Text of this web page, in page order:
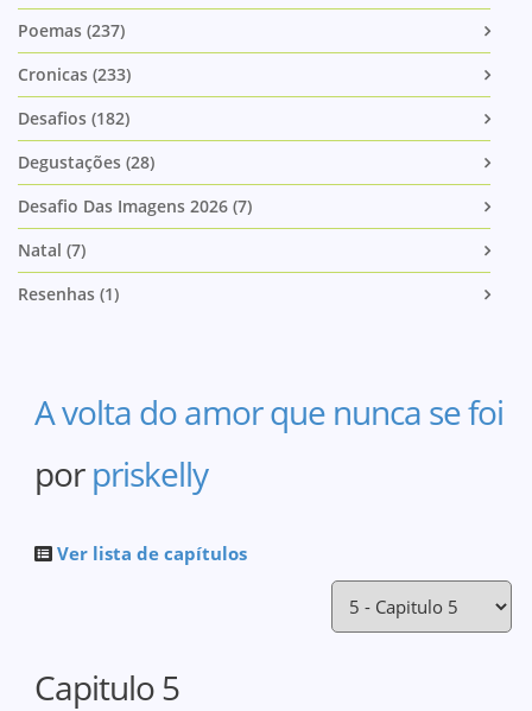
Poemas (237)
Cronicas (233)
Desafios (182)
Degustações (28)
Desafio Das Imagens 2026 (7)
Natal (7)
Resenhas (1)
A volta do amor que nunca se foi
porpriskelly
Ver lista de capítulos
Capitulo 5